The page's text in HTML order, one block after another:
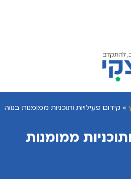
» קידום פעילויות ותוכניות ממומנות בנווה
ממומנות